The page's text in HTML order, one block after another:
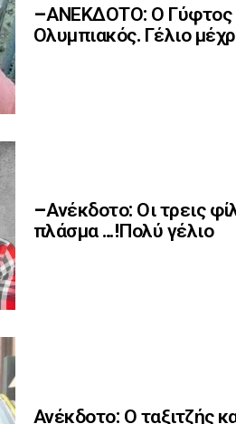
–ΑΝΕΚΔΟΤΟ: Ο Γύφτος
Ολυμπιακός. Γέλιο
–Ανέκδοτο: Οι τρεις
πλάσμα …!Πολύ γέλιο
Ανέκδοτο: Ο ταξιτζής